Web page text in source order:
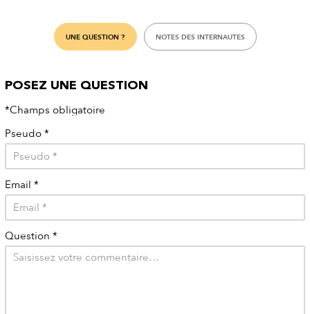
UNE QUESTION ? NOTES DES INTERNAUTES
POSEZ UNE QUESTION
*Champs obligatoire
Pseudo *
Email *
Question *